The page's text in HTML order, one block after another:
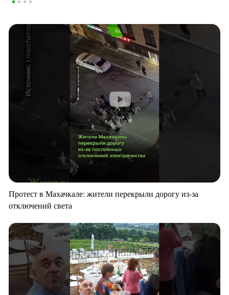
Протест в Махачкале: жители перекрыли дорогу из-за
отключений света